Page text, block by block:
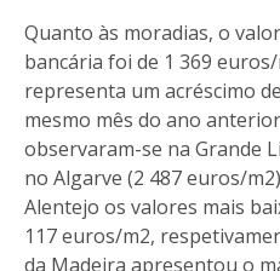
Quanto às moradias, o
bancária foi de 1 369
representa um acréscimo
mesmo mês do ano
observaram-se na Grande
no Algarve (2 487 euros/
Alentejo os valores mais
117 euros/m2,
da Madeira apresentou o